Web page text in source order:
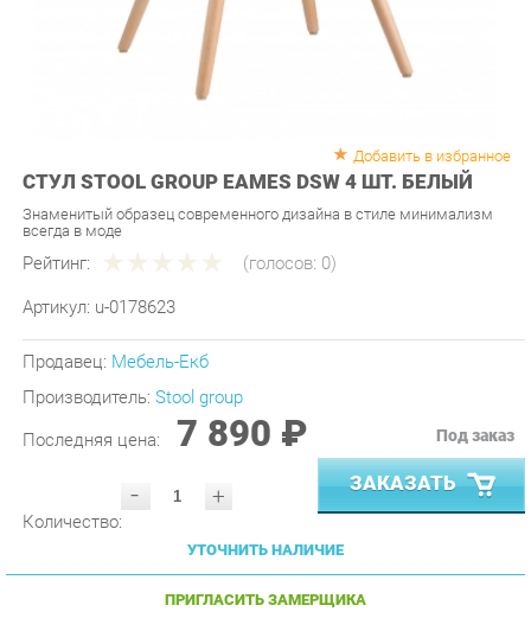
СТУЛ STOOL GROUP EAMES DSW 4 ШТ. БЕЛЫЙ
Знаменитый образец современного дизайна в стиле минимализм
всегда в моде
Рейтинг: (голосов:0)
Артикул: u-0178623
Продавец: Мебель-Екб
Производитель:
Stool group
Последняя цена: 7 890 ₽
- +
ЗАКАЗАТЬ
УТОЧНИТЬ НАЛИЧИЕ
ПРИГЛАСИТЬ ЗАМЕРЩИКА
ГАРАНТИЯ ЛУЧШЕЙ ЦЕНЫ